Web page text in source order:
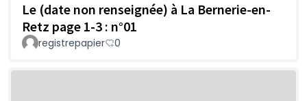
Le (date non renseignée) à La Bernerie-en-
Retz page 1-3 : n°01
registrepapier 0